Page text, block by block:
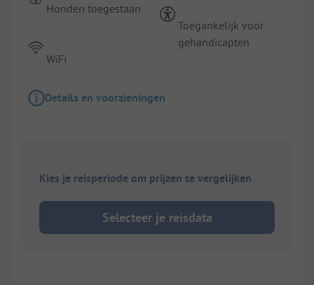
Honden toegestaan
WiFi
Toegankelijk voor
gehandicapten
Details en voorzieningen
Kies je reisperiode om prijzen te vergelijken
Selecteer je reisdata